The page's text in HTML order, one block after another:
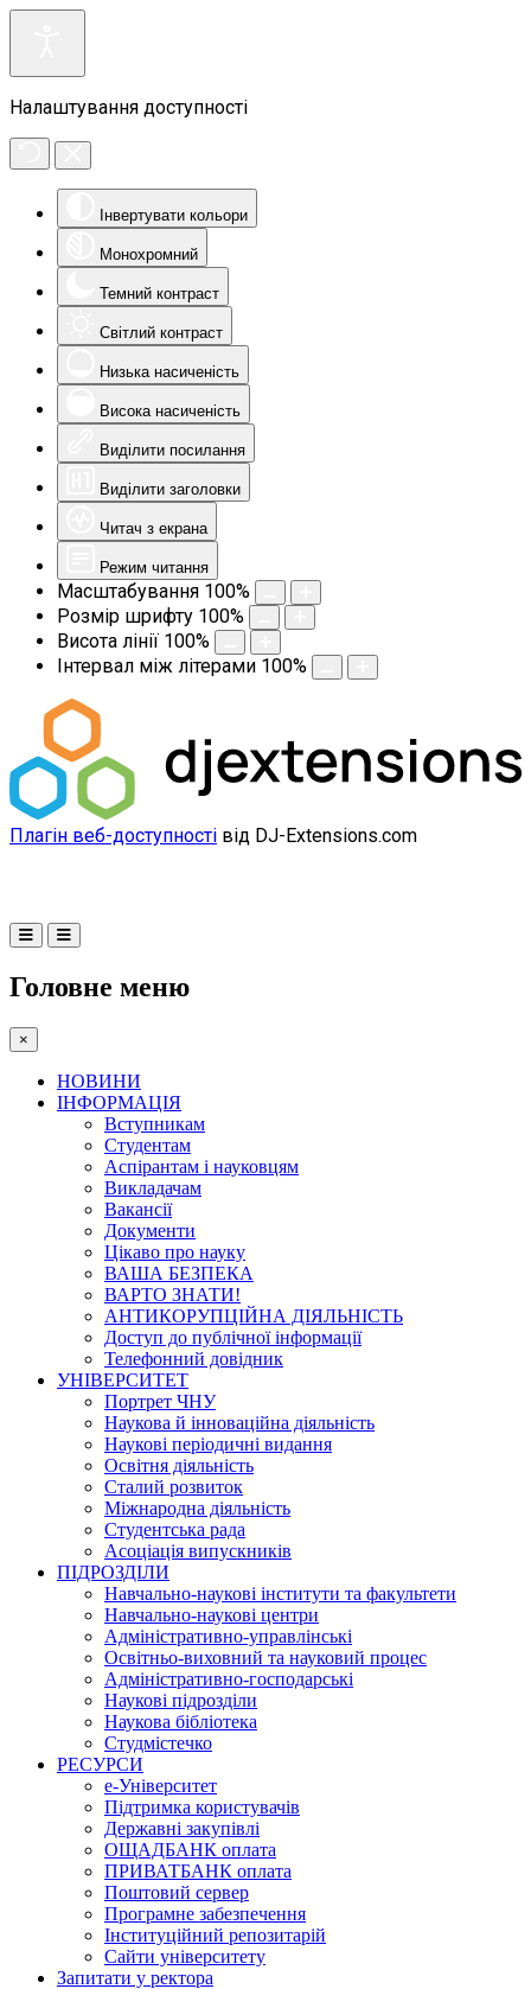
Налаштування доступності
Інвертувати кольори
Монохромний
Темний контраст
Світлий контраст
Низька насиченість
Висока насиченість
Виділити посилання
Виділити заголовки
Читач з екрана
Режим читання
Масштабування 100%
Розмір шрифту 100%
Висота лінії 100%
Інтервал між літерами 100%
Плагін веб-доступності від DJ-Extensions.com
Головне меню
×
НОВИНИ
ІНФОРМАЦІЯ
Вступникам
Студентам
Аспірантам і науковцям
Викладачам
Вакансії
Документи
Цікаво про науку
ВАША БЕЗПЕКА
ВАРТО ЗНАТИ!
АНТИКОРУПЦІЙНА ДІЯЛЬНІСТЬ
Доступ до публічної інформації
Телефонний довідник
УНІВЕРСИТЕТ
Портрет ЧНУ
Наукова й інноваційна діяльність
Наукові періодичні видання
Освітня діяльність
Сталий розвиток
Міжнародна діяльність
Студентська рада
Асоціація випускників
ПІДРОЗДІЛИ
Навчально-наукові інститути та факультети
Навчально-наукові центри
Адміністративно-управлінські
Освітньо-виховний та науковий процес
Адміністративно-господарські
Наукові підрозділи
Наукова бібліотека
Студмістечко
РЕСУРСИ
е-Університет
Підтримка користувачів
Державні закупівлі
ОЩАДБАНК оплата
ПРИВАТБАНК оплата
Поштовий сервер
Програмне забезпечення
Інституційний репозитарій
Сайти університету
Запитати у ректора